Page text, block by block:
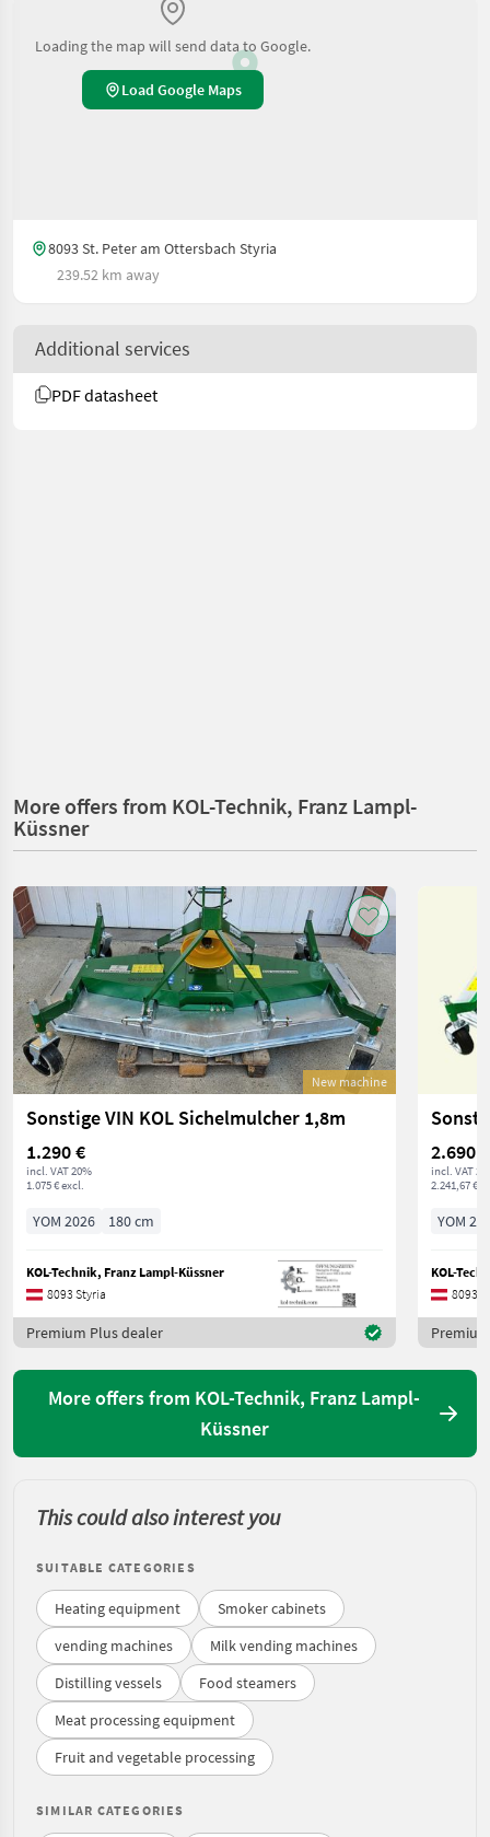
Loading the map will send data to Google.
Load Google Maps
8093 St. Peter am Ottersbach Styria
239.52 km away
Additional services
PDF datasheet
More offers from KOL-Technik, Franz Lampl-
Küssner
New machine
Sonstige VIN KOL Sichelmulcher 1,8m
1.290 €
incl. VAT 20%
1.075 € excl.
YOM 2026 180 cm
KOL-Technik, Franz Lampl-Küssner
8093 Styria
Premium Plus dealer
2.690 €
incl. VAT
2.241,67 €
YOM
KOL-
8093
More offers from KOL-Technik, Franz Lampl-
Küssner
This could also interest you
SUITABLE CATEGORIES
Heating equipment
Smoker cabinets
vending machines
Milk vending machines
Distilling vessels
Food steamers
Meat processing equipment
Fruit and vegetable processing
SIMILAR CATEGORIES